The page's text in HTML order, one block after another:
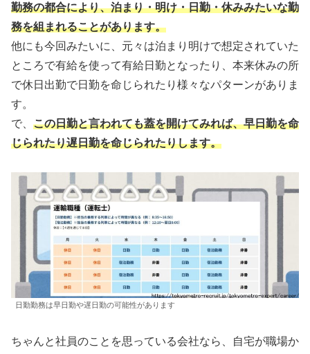
勤務の都合により、泊まり・明け・日勤・休みみたいな勤
務を組まれることがあります。
他にも今回みたいに、元々は泊まり明けで想定されていた
ところで有給を使って有給日勤となったり、本来休みの所
で休日出勤で日勤を命じられたり様々なパターンがありま
す。
で、 この日勤と言われても蓋を開けてみれば、早日勤を命
じられたり遅日勤を命じられたりします。
日勤勤務は早日勤や遅日勤の可能性があります
ちゃんと社員のことを思っている会社なら、自宅が職場か